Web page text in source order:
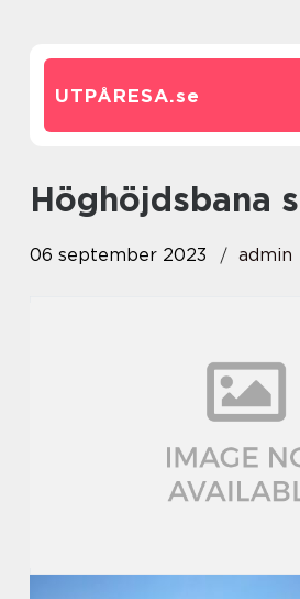
UTPÅRESA.se
höghöjdsbana
06 september 2023 admin